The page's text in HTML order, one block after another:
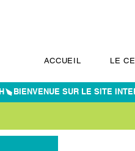
ACCUEIL LE